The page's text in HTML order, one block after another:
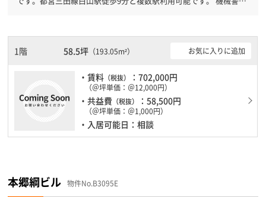
スメです。土日・祝日も利用可能になりますので自由に出入りが出
来ます。駐車場完備なので、車の必要なお客様には必見です。
1階 58.5坪 （193.05m²） お気に入りに追加
・賃料 （税抜） ：702,000円
（＠坪単価：＠12,000円）
・共益費 （税抜） ：58,500円
（＠坪単価：＠1,000円）
・入居可能日：相談
本郷綱ビル 物件No.B3095E